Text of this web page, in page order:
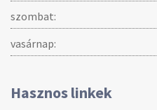
szombat:
vasárnap:
Hasznos linkek